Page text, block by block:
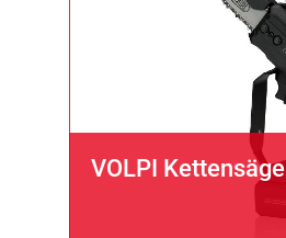
VOLPI Kettensäge